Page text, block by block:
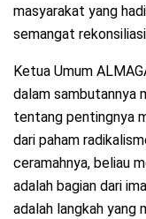
masyarakat yang
semangat
Ketua Umum
dalam sambutannya
tentang pentingnya
dari paham
ceramahnya, beliau
adalah bagian dari
adalah langkah yang